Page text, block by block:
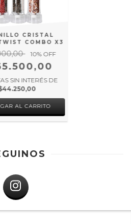
CRISTAL
COMBO X3
10% OFF
SIN INTERÉS DE